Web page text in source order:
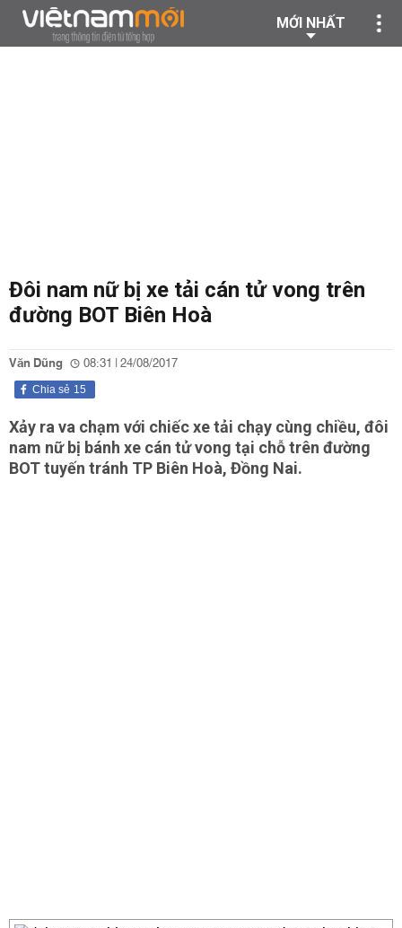
MỚI NHẤT
Đôi nam nữ bị xe tải cán tử vong trên
đường BOT Biên Hoà
Văn Dũng 08:31 | 24/08/2017
15
Chia sẻ
Xảy ra va chạm với chiếc xe tải chạy cùng chiều, đôi
nam nữ bị bánh xe cán tử vong tại chỗ trên đường
BOT tuyến tránh TP Biên Hoà, Đồng Nai.